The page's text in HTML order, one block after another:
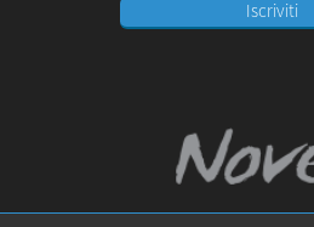
Iscriviti